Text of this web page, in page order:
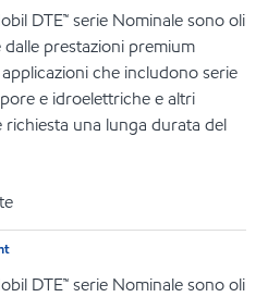
DTE™ serie Nominale sono oli
prestazioni premium
che includono serie
e idroelettriche e altri
richiesta una lunga durata del
DTE™ serie Nominale sono oli